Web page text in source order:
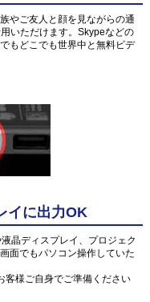
やご友人と顔を見ながらの通
いただけます。Skypeなどの
もどこでも世界中と無料ビデ
イに出力OK
晶ディスプレイ、プロジェク
面でもパソコン操作していた
様ご自身でご準備ください